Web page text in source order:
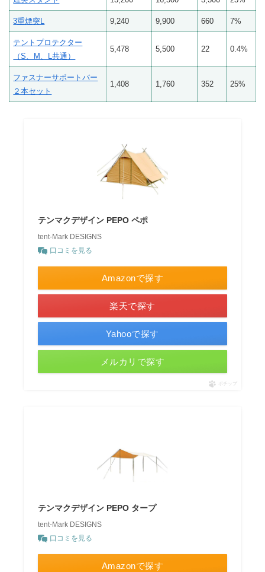
3重煙突L 9,240 9,900 660 7%
テントプロテクター
（S、M、L共通）
5,478 5,500 22 0.4%
ファスナーサポートバー
２本セット
1,408 1,760 352 25%
テンマクデザイン PEPO ペポ
tent-Mark DESIGNS
口コミを見る
Amazonで探す
楽天で探す
Yahooで探す
メルカリで探す
ポチップ
テンマクデザイン PEPO タープ
tent-Mark DESIGNS
口コミを見る
Amazonで探す